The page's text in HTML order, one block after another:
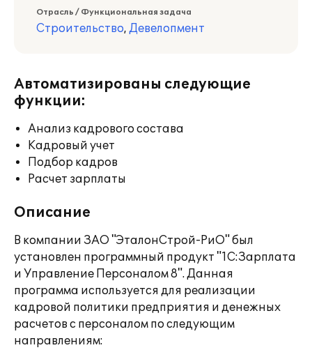
Отрасль / Функциональная задача
Строительство, Девелопмент
Автоматизированы следующие
функции:
Анализ кадрового состава
Кадровый учет
Подбор кадров
Расчет зарплаты
Описание
В компании ЗАО "ЭталонСтрой-РиО" был
установлен программный продукт "1С:Зарплата
и Управление Персоналом 8". Данная
программа используется для реализации
кадровой политики предприятия и денежных
расчетов с персоналом по следующим
направлениям: